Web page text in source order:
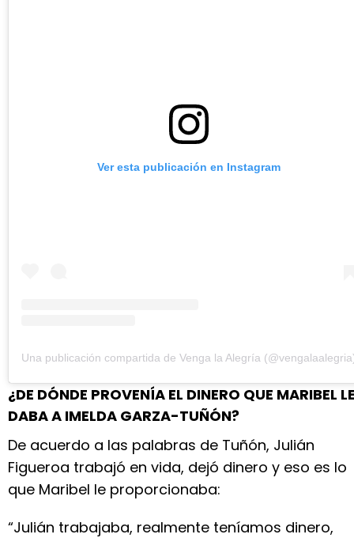
Ver esta publicación en Instagram
Una publicación compartida de Venga la Alegría
¿DE DÓNDE PROVENÍA EL DINERO QUE MARIBEL
DABA A IMELDA GARZA-TUÑÓN?
De acuerdo a las palabras de Tuñón, Julián
Figueroa trabajó en vida, dejó dinero y eso es lo
que Maribel le proporcionaba:
“Julián trabajaba, realmente teníamos dinero,